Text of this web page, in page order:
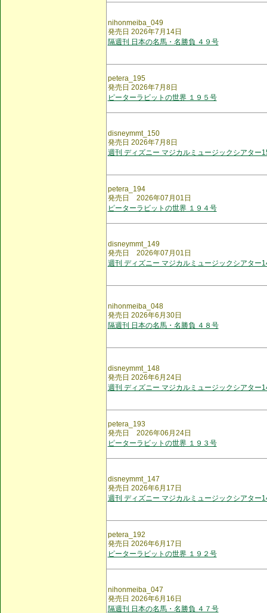
nihonmeiba_049
発売日 2026年7月14日
隔週刊 日本の名馬・名勝負 ４９号
petera_195
発売日 2026年7月8日
ピーターラビットの世界 １９５号
disneymmt_150
発売日 2026年7月8日
週刊 ディズニー マジカルミュージックシアター
petera_194
発売日 2026年07月01日
ピーターラビットの世界 １９４号
disneymmt_149
発売日 2026年07月01日
週刊 ディズニー マジカルミュージックシアター
nihonmeiba_048
発売日 2026年6月30日
隔週刊 日本の名馬・名勝負 ４８号
disneymmt_148
発売日 2026年6月24日
週刊 ディズニー マジカルミュージックシアター
petera_193
発売日 2026年06月24日
ピーターラビットの世界 １９３号
disneymmt_147
発売日 2026年6月17日
週刊 ディズニー マジカルミュージックシアター
petera_192
発売日 2026年6月17日
ピーターラビットの世界 １９２号
nihonmeiba_047
発売日 2026年6月16日
隔週刊 日本の名馬・名勝負 ４７号